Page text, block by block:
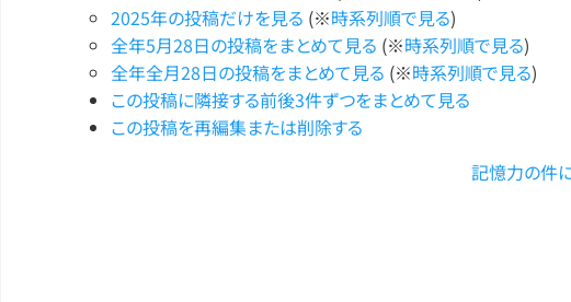
2025年の投稿だけを見る (※時系列順で見る)
全年5月28日の投稿をまとめて見る (※時系列順で見る)
全年全月28日の投稿をまとめて見る (※時系列順で見る)
この投稿に隣接する前後3件ずつをまとめて見る
この投稿を再編集または削除する
記憶力の件